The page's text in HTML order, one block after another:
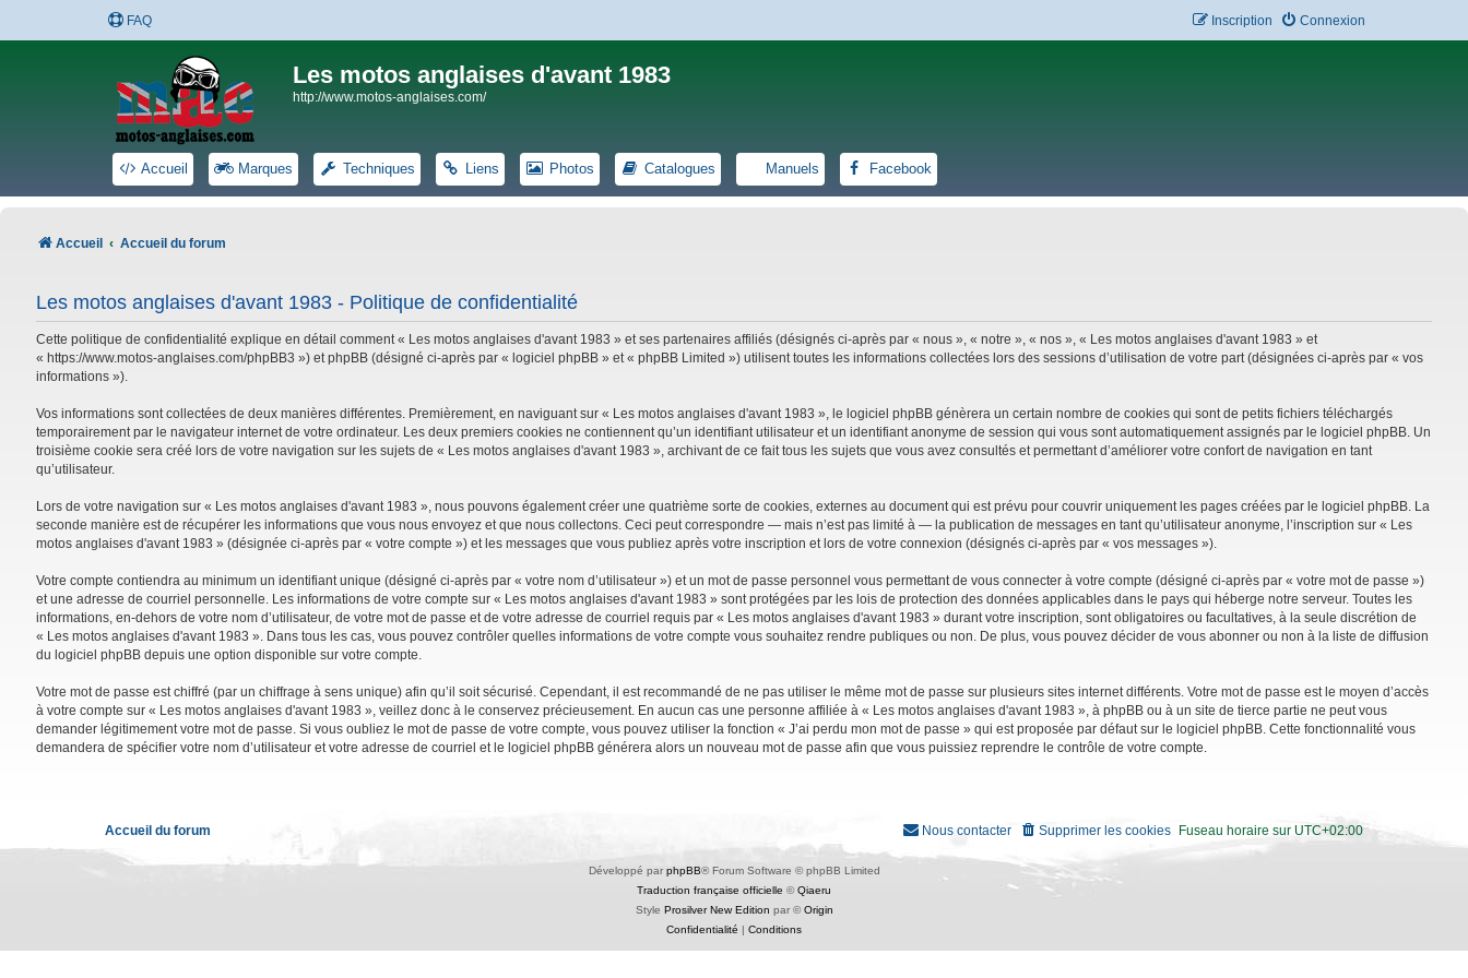
FAQ Connexion
Inscription
Les motos anglaises d'avant 1983
http://www.motos-anglaises.com/
Accueil Marques Techniques Liens Photos Catalogues Manuels Facebook
Accueil Accueil du forum
Les motos anglaises d'avant 1983 - Politique de confidentialité
Cette politique de confidentialité explique en détail comment « Les motos anglaises d'avant 1983 » et ses partenaires affiliés (désignés ci-après par « nous », « notre », « nos », « Les motos anglaises d'avant 1983 » et
« https://www.motos-anglaises.com/phpBB3 ») et phpBB (désigné ci-après par « logiciel phpBB » et « phpBB Limited ») utilisent toutes les informations collectées lors des sessions d’utilisation de votre part (désignées ci-après par « vos
informations »).
Vos informations sont collectées de deux manières différentes. Premièrement, en naviguant sur « Les motos anglaises d'avant 1983 », le logiciel phpBB génèrera un certain nombre de cookies qui sont de petits fichiers téléchargés
temporairement par le navigateur internet de votre ordinateur. Les deux premiers cookies ne contiennent qu’un identifiant utilisateur et un identifiant anonyme de session qui vous sont automatiquement assignés par le logiciel phpBB. Un
troisième cookie sera créé lors de votre navigation sur les sujets de « Les motos anglaises d'avant 1983 », archivant de ce fait tous les sujets que vous avez consultés et permettant d’améliorer votre confort de navigation en tant
qu’utilisateur.
Lors de votre navigation sur « Les motos anglaises d'avant 1983 », nous pouvons également créer une quatrième sorte de cookies, externes au document qui est prévu pour couvrir uniquement les pages créées par le logiciel phpBB. La
seconde manière est de récupérer les informations que vous nous envoyez et que nous collectons. Ceci peut correspondre — mais n’est pas limité à — la publication de messages en tant qu’utilisateur anonyme, l’inscription sur « Les
motos anglaises d'avant 1983 » (désignée ci-après par « votre compte ») et les messages que vous publiez après votre inscription et lors de votre connexion (désignés ci-après par « vos messages »).
Votre compte contiendra au minimum un identifiant unique (désigné ci-après par « votre nom d’utilisateur ») et un mot de passe personnel vous permettant de vous connecter à votre compte (désigné ci-après par « votre mot de passe »)
et une adresse de courriel personnelle. Les informations de votre compte sur « Les motos anglaises d'avant 1983 » sont protégées par les lois de protection des données applicables dans le pays qui héberge notre serveur. Toutes les
informations, en-dehors de votre nom d’utilisateur, de votre mot de passe et de votre adresse de courriel requis par « Les motos anglaises d'avant 1983 » durant votre inscription, sont obligatoires ou facultatives, à la seule discrétion de
« Les motos anglaises d'avant 1983 ». Dans tous les cas, vous pouvez contrôler quelles informations de votre compte vous souhaitez rendre publiques ou non. De plus, vous pouvez décider de vous abonner ou non à la liste de diffusion
du logiciel phpBB depuis une option disponible sur votre compte.
Votre mot de passe est chiffré (par un chiffrage à sens unique) afin qu’il soit sécurisé. Cependant, il est recommandé de ne pas utiliser le même mot de passe sur plusieurs sites internet différents. Votre mot de passe est le moyen d’accès
à votre compte sur « Les motos anglaises d'avant 1983 », veillez donc à le conservez précieusement. En aucun cas une personne affiliée à « Les motos anglaises d'avant 1983 », à phpBB ou à un site de tierce partie ne peut vous
demander légitimement votre mot de passe. Si vous oubliez le mot de passe de votre compte, vous pouvez utiliser la fonction « J’ai perdu mon mot de passe » qui est proposée par défaut sur le logiciel phpBB. Cette fonctionnalité vous
demandera de spécifier votre nom d’utilisateur et votre adresse de courriel et le logiciel phpBB générera alors un nouveau mot de passe afin que vous puissiez reprendre le contrôle de votre compte.
Accueil du forum Fuseau horaire sur UTC+02:00
Supprimer les cookies
Nous contacter
Développé par phpBB® Forum Software © phpBB Limited
Traduction française officielle ©Qiaeru
Style Prosilver New Edition par ©Origin
Confidentialité
Conditions